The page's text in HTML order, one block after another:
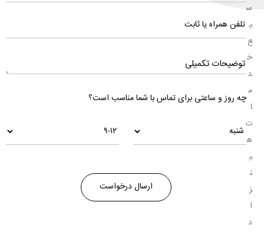
س
ی
ع
خ
د
م
ا
ت
ه
ی
ن
ز
ا
د
چه روز و ساعتی برای تماس با شما مناسب است؟